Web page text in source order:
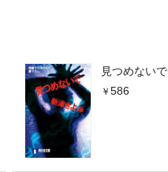
見つめないで
586